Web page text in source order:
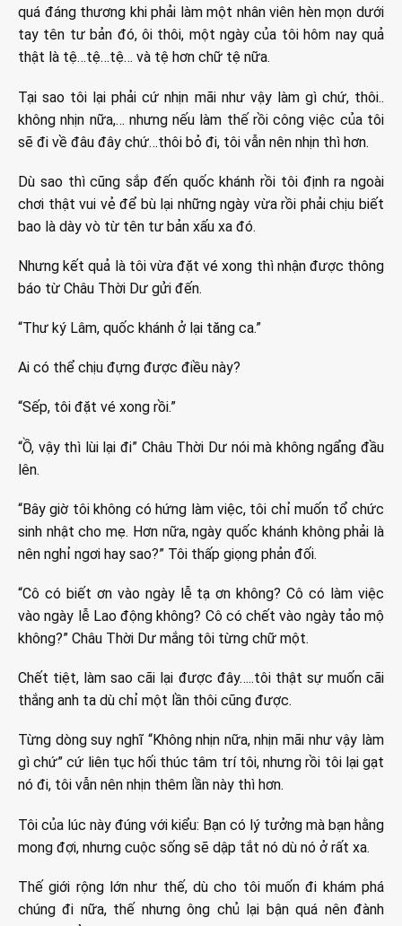
quá đáng thương khi phải làm một nhân viên hèn mọn dưới
tay tên tư bản đó, ôi thôi, một ngày của tôi hôm nay quả
thật là tệ…tệ…tệ… và tệ hơn chữ tệ nữa.
Tại sao tôi lại phải cứ nhịn mãi như vậy làm gì chứ, thôi..
không nhịn nữa,… nhưng nếu làm thế rồi công việc của tôi
sẽ đi về đâu đây chứ…thôi bỏ đi, tôi vẫn nên nhịn thì hơn.
Dù sao thì cũng sắp đến quốc khánh rồi tôi định ra ngoài
chơi thật vui vẻ để bù lại những ngày vừa rồi phải chịu biết
bao là dày vò từ tên tư bản xấu xa đó.
Nhưng kết quả là tôi vừa đặt vé xong thì nhận được thông
báo từ Châu Thời Dư gửi đến.
“Thư ký Lâm, quốc khánh ở lại tăng ca.”
Ai có thể chịu đựng được điều này?
“Sếp, tôi đặt vé xong rồi.”
“Ồ, vậy thì lùi lại đi” Châu Thời Dư nói mà không ngẩng đầu
lên.
“Bây giờ tôi không có hứng làm việc, tôi chỉ muốn tổ chức
sinh nhật cho mẹ. Hơn nữa, ngày quốc khánh không phải là
nên nghỉ ngơi hay sao?” Tôi thấp giọng phản đối.
“Cô có biết ơn vào ngày lễ tạ ơn không? Cô có làm việc
vào ngày lễ Lao động không? Cô có chết vào ngày tảo mộ
không?” Châu Thời Dư mắng tôi từng chữ một.
Chết tiệt, làm sao cãi lại được đây…..tôi thật sự muốn cãi
thắng anh ta dù chỉ một lần thôi cũng được.
Từng dòng suy nghĩ “Không nhịn nữa, nhịn mãi như vậy làm
gì chứ” cứ liên tục hối thúc tâm trí tôi, nhưng rồi tôi lại gạt
nó đi, tôi vẫn nên nhịn thêm lần này thì hơn.
Tôi của lúc này đúng với kiểu: Bạn có lý tưởng mà bạn hằng
mong đợi, nhưng cuộc sống sẽ dập tắt nó dù nó ở rất xa.
Thế giới rộng lớn như thế, dù cho tôi muốn đi khám phá
chúng đi nữa, thế nhưng ông chủ lại bận quá nên đành